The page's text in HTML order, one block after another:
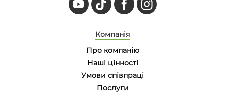
Компанія
Про компанію
Наші цінності
Умови співпраці
Послуги